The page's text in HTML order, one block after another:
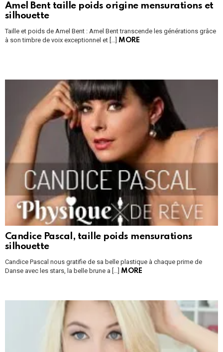
Amel Bent taille poids origine mensurations et
silhouette
Taille et poids de Amel Bent : Amel Bent transcende les générations grâce
à son timbre de voix exceptionnel et […]
MORE
Candice Pascal, taille poids mensurations
silhouette
Candice Pascal nous gratifie de sa belle plastique à chaque prime de
Danse avec les stars, la belle brune a […] MORE